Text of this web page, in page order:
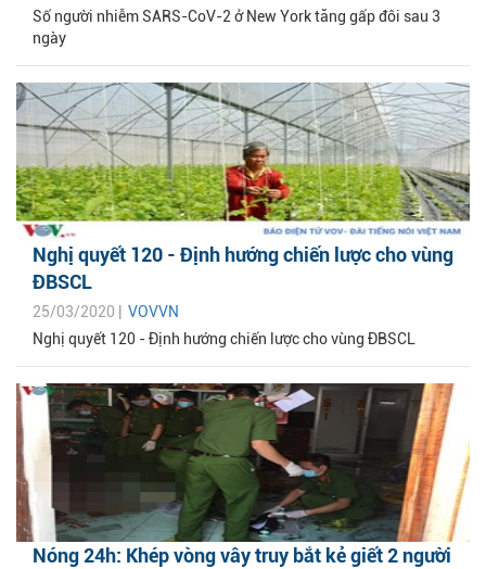
Số người nhiễm SARS-CoV-2 ở New York tăng gấp đôi sau 3
ngày
Nghị quyết 120 - Định hướng chiến lược cho vùng
ĐBSCL
25/03/2020 | VOVVN
Nghị quyết 120 - Định hướng chiến lược cho vùng ĐBSCL
Nóng 24h: Khép vòng vây truy bắt kẻ giết 2 người